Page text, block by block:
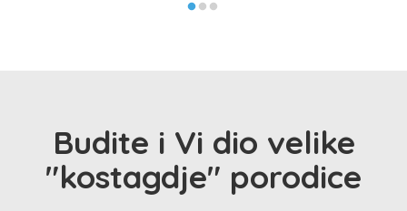
Budite i Vi dio velike
"kostagdje" porodice